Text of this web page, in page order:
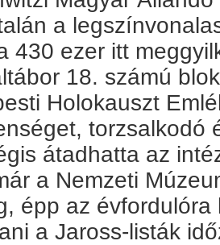
a
430 ezer itt
18. számú
Holokauszt
torzsalkodó
átadhatta az
a Nemzeti
épp az évfordulóra
a Jaross-listák